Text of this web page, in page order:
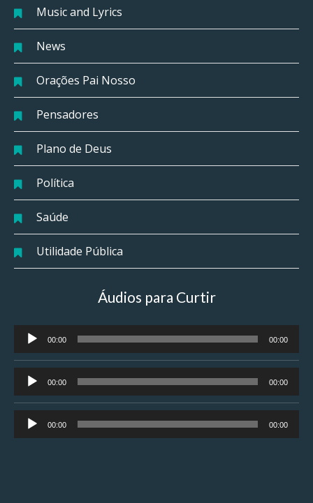
Music and Lyrics
News
Orações Pai Nosso
Pensadores
Plano de Deus
Política
Saúde
Utilidade Pública
Áudios para Curtir
Tocador
de
áudio
00:00 00:00
Tocador
de
áudio
00:00 00:00
Tocador
de
00:00 00:00